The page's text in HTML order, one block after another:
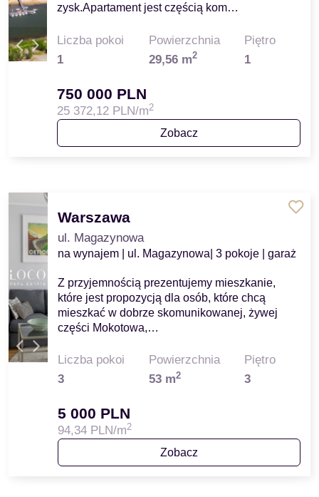
zysk.Apartament jest częścią kom…
Liczba pokoi
1
Powierzchnia
29,56 m2
Piętro
1
750 000 PLN
25 372,12 PLN/m2
Zobacz
Warszawa
ul. Magazynowa
na wynajem | ul. Magazynowa| 3 pokoje | garaż
Z przyjemnością prezentujemy mieszkanie,
które jest propozycją dla osób, które chcą
mieszkać w dobrze skomunikowanej, żywej
części Mokotowa,…
Liczba pokoi
3
Powierzchnia
53 m2
Piętro
3
5 000 PLN
94,34 PLN/m2
Zobacz